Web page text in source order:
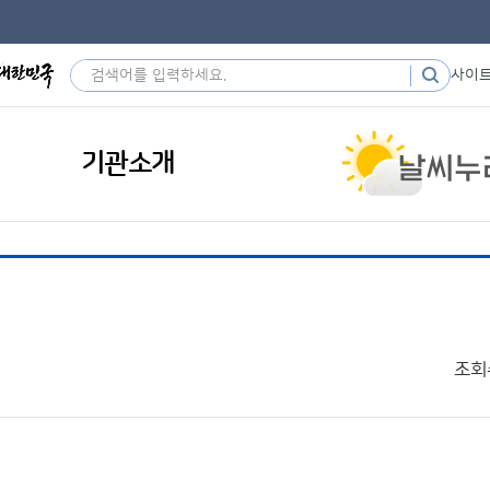
사이
기관소개
조회